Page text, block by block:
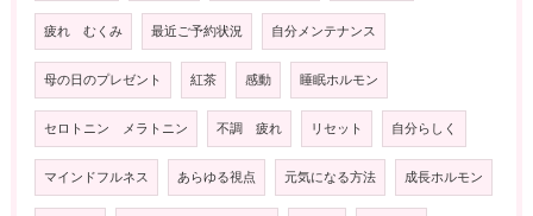
疲れ むくみ 最近ご予約状況 自分メンテナンス
母の日のプレゼント 紅茶 感動 睡眠ホルモン
セロトニン メラトニン 不調 疲れ リセット 自分らしく
マインドフルネス あらゆる視点 元気になる方法 成長ホルモン